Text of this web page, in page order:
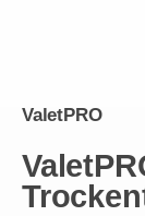
ValetPRO